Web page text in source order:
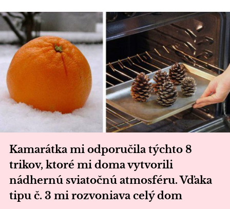
Kamarátka mi odporučila týchto 8
trikov, ktoré mi doma vytvorili
nádhernú sviatočnú atmosféru. Vďaka
tipu č. 3 mi rozvoniava celý dom